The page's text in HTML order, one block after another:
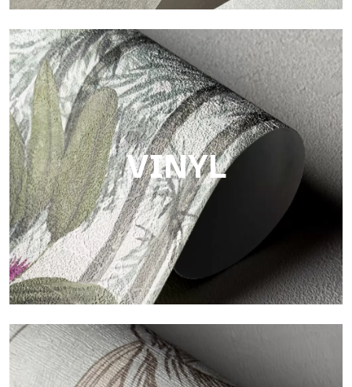
Touch
Oberfläche mit faseriger und unregelmäßiger Struktur und
einer weichen Textur, die Wärme und Authentizität vermittelt.
VINYL
Vinyl
Die Vinyloberflächen der Tapeten von Tecnografica bieten